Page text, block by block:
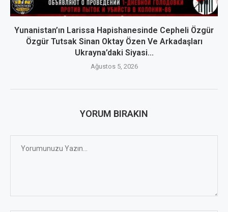
Yunanistan’ın Larissa Hapishanesinde Cepheli Özgür
Özgür Tutsak Sinan Oktay Özen Ve Arkadaşları
Ukrayna’daki Siyasi...
Ağustos 5, 2026
YORUM BIRAKIN